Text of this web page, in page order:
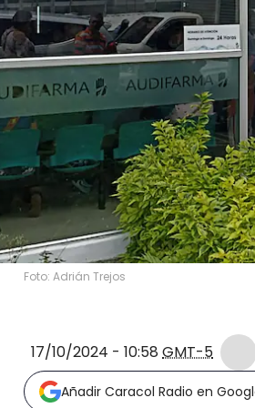
Foto: Adrián Trejos
17/10/2024 - 10:58 GMT-5
Añadir Caracol Radio en